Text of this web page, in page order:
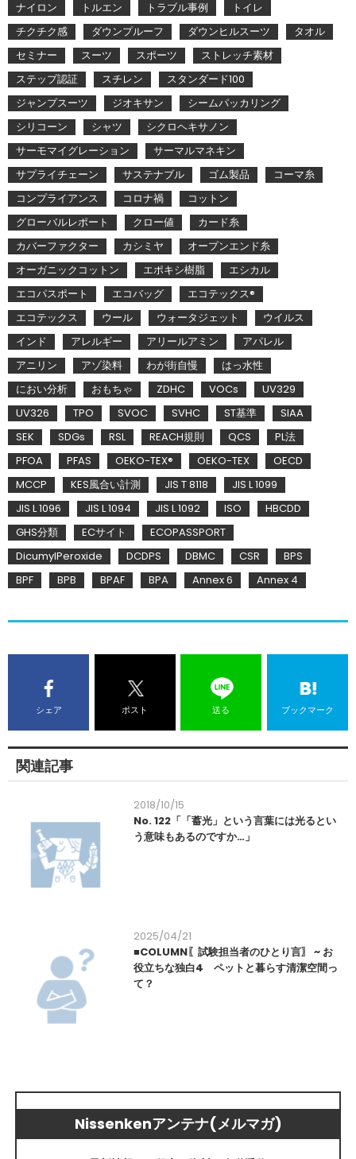
ナイロン トルエン トラブル事例
トイレ
チクチク感
ダウンプルーフ ダウンヒルスーツ
タオル
セミナー
スーツ スポーツ
ストレッチ素材
ステップ認証
スチレン
スタンダード100
ジャンプスーツ
ジオキサン
シームパッカリング
シリコーン
シャツ
シクロヘキサノン
サーモマイグレーション
サーマルマネキン
サプライチェーン
サステナブル ゴム製品
コーマ糸
コンプライアンス
コロナ禍
コットン
グローバルレポート
クロー値
カード糸
カバーファクター
カシミヤ
オープンエンド糸
オーガニックコットン
エポキシ樹脂
エシカル
エコパスポート
エコバッグ
エコテックス®
エコテックス
ウール ウォータジェット
ウイルス
インド
アレルギー アリールアミン
アパレル
アニリン
アゾ染料 わが街自慢
はっ水性
におい分析
おもちゃ ZDHC VOCs
UV329
UV326
TPO SVOC SVHC ST基準
SIAA
SEK
SDGs RSL REACH規則 QCS
PL法
PFOA
PFAS OEKO-TEX® OEKO-TEX
OECD
MCCP
KES風合い計測 JIS T 8118
JIS L 1099
JIS L 1096
JIS L 1094 JIS L 1092 ISO
HBCDD
GHS分類
ECサイト
ECOPASSPORT
DicumylPeroxide
DCDPS DBMC CSR
BPS
BPF
BPB BPAF BPA Annex 6 Annex 4
シェア ポスト 送る ブックマーク
関連記事
2018/10/15
No. 122「「蓄光」という言葉には光るとい
う意味もあるのですか…」
2025/04/21
■COLUMN〖試験担当者のひとり言〗 ~ お
役立ちな独白4 ペットと暮らす清潔空間っ
て？
Nissenkenアンテナ(メルマガ)